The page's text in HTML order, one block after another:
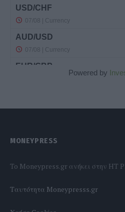
Powered by
MONEYPRESS
To Moneypress.gr ανήκει στην HT
Tαυτότητα Moneypresss.gr